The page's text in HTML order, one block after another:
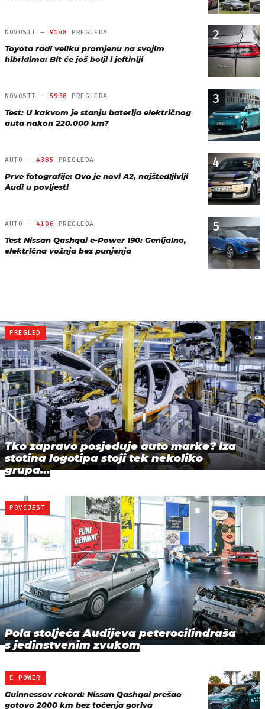
2
NOVOSTI — 9148 PREGLEDA
Toyota radi veliku promjenu na svojim
hibridima: Bit će još bolji i jeftiniji
3
NOVOSTI — 5938 PREGLEDA
Test: U kakvom je stanju baterija električnog
auta nakon 220.000 km?
4
AUTO — 4385 PREGLEDA
Prve fotografije: Ovo je novi A2, najštedljiviji
Audi u povijesti
5
AUTO — 4106 PREGLEDA
Test Nissan Qashqai e-Power 190: Genijalno,
električna vožnja bez punjenja
PREGLED
Tko zapravo posjeduje auto marke? Iza
stotina logotipa stoji tek nekoliko
grupa…
POVIJEST
Pola stoljeća Audijeva peterocilindraša
s jedinstvenim zvukom
E-POWER
Guinnessov rekord: Nissan Qashqai prešao
gotovo 2000 km bez točenja goriva